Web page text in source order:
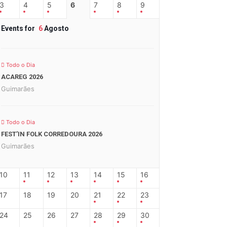
3 4 5 6 7 8 9
Events for 6Agosto
Todo o Dia
ACAREG 2026
Guimarães
Todo o Dia
FEST’IN FOLK CORREDOURA 2026
Guimarães
10 11 12 13 14 15 16
17 18 19 20 21 22 23
24 25 26 27 28 29 30